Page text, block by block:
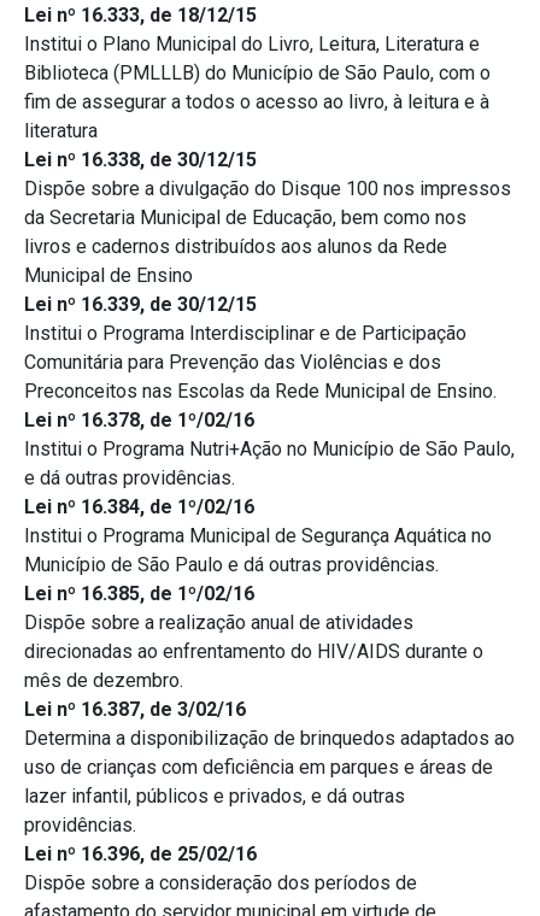
Lei nº 16.333, de 18/12/15
Institui o Plano Municipal do Livro, Leitura, Literatura e
Biblioteca (PMLLLB) do Município de São Paulo, com o
fim de assegurar a todos o acesso ao livro, à leitura e à
literatura
Lei nº 16.338, de 30/12/15
Dispõe sobre a divulgação do Disque 100 nos impressos
da Secretaria Municipal de Educação, bem como nos
livros e cadernos distribuídos aos alunos da Rede
Municipal de Ensino
Lei nº 16.339, de 30/12/15
Institui o Programa Interdisciplinar e de Participação
Comunitária para Prevenção das Violências e dos
Preconceitos nas Escolas da Rede Municipal de Ensino.
Lei nº 16.378, de 1º/02/16
Institui o Programa Nutri+Ação no Município de São Paulo,
e dá outras providências.
Lei nº 16.384, de 1º/02/16
Institui o Programa Municipal de Segurança Aquática no
Município de São Paulo e dá outras providências.
Lei nº 16.385, de 1º/02/16
Dispõe sobre a realização anual de atividades
direcionadas ao enfrentamento do HIV/AIDS durante o
mês de dezembro.
Lei nº 16.387, de 3/02/16
Determina a disponibilização de brinquedos adaptados ao
uso de crianças com deficiência em parques e áreas de
lazer infantil, públicos e privados, e dá outras
providências.
Lei nº 16.396, de 25/02/16
Dispõe sobre a consideração dos períodos de